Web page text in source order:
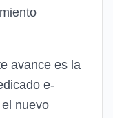
avance es la
e-
nuevo